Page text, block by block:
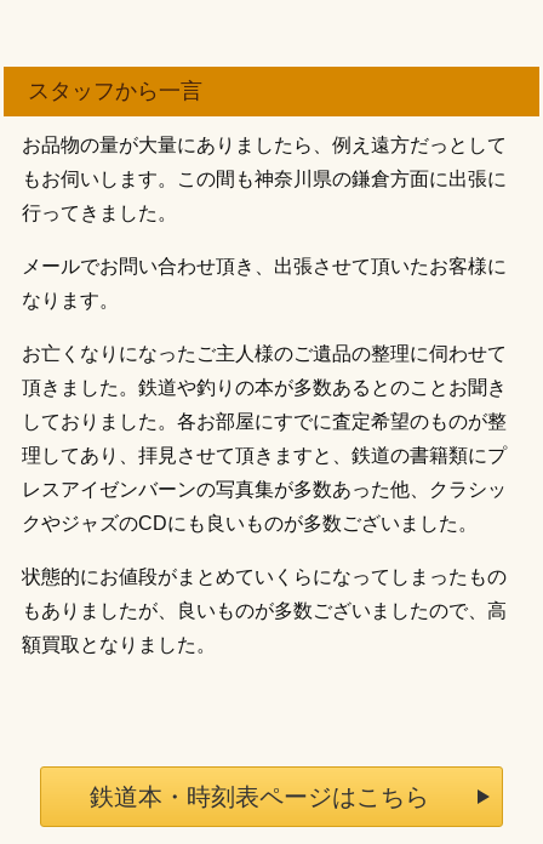
スタッフから一言
お品物の量が大量にありましたら、例え遠方だっとして
もお伺いします。この間も神奈川県の鎌倉方面に出張に
行ってきました。
メールでお問い合わせ頂き、出張させて頂いたお客様に
なります。
お亡くなりになったご主人様のご遺品の整理に伺わせて
頂きました。鉄道や釣りの本が多数あるとのことお聞き
しておりました。各お部屋にすでに査定希望のものが整
理してあり、拝見させて頂きますと、鉄道の書籍類にプ
レスアイゼンバーンの写真集が多数あった他、クラシッ
クやジャズのCDにも良いものが多数ございました。
状態的にお値段がまとめていくらになってしまったもの
もありましたが、良いものが多数ございましたので、高
額買取となりました。
鉄道本・時刻表ページはこちら